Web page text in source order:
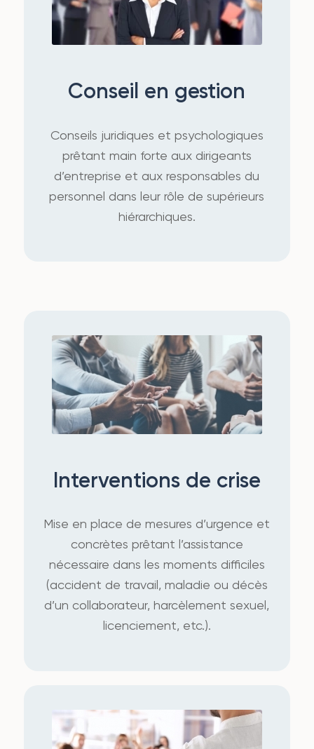
Conseil en gestion
Conseils juridiques et psychologiques
prêtant main forte aux dirigeants
d’entreprise et aux responsables du
personnel dans leur rôle de supérieurs
hiérarchiques.
Interventions de crise
Mise en place de mesures d’urgence et
concrètes prêtant l’assistance
nécessaire dans les moments difficiles
(accident de travail, maladie ou décès
d’un collaborateur, harcèlement sexuel,
licenciement, etc.).